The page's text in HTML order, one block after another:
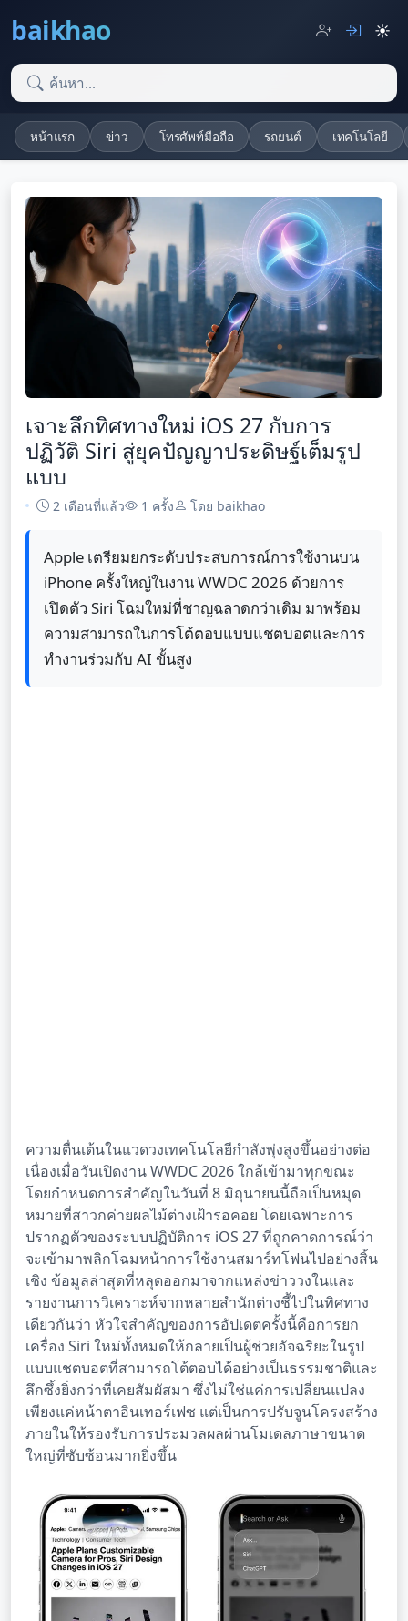
baikhao ☀️
หน้าแรก ข่าว โทรศัพท์มือถือ รถยนต์ เทคโนโลยี
เจาะลึกทิศทางใหม่ iOS 27 กับการ
ปฏิวัติ Siri สู่ยุคปัญญาประดิษฐ์เต็มรูป
แบบ
2 เดือนที่แล้ว 1 ครั้ง โดย baikhao
Apple เตรียมยกระดับประสบการณ์การใช้งานบน
iPhone ครั้งใหญ่ในงาน WWDC 2026 ด้วยการ
เปิดตัว Siri โฉมใหม่ที่ชาญฉลาดกว่าเดิม มาพร้อม
ความสามารถในการโต้ตอบแบบแชตบอตและการ
ทำงานร่วมกับ AI ขั้นสูง
ความตื่นเต้นในแวดวงเทคโนโลยีกำลังพุ่งสูงขึ้นอย่างต่อ
เนื่องเมื่อวันเปิดงาน WWDC 2026 ใกล้เข้ามาทุกขณะ
โดยกำหนดการสำคัญในวันที่ 8 มิถุนายนนี้ถือเป็นหมุด
หมายที่สาวกค่ายผลไม้ต่างเฝ้ารอคอย โดยเฉพาะการ
ปรากฏตัวของระบบปฏิบัติการ iOS 27 ที่ถูกคาดการณ์ว่า
จะเข้ามาพลิกโฉมหน้าการใช้งานสมาร์ทโฟนไปอย่างสิ้น
เชิง ข้อมูลล่าสุดที่หลุดออกมาจากแหล่งข่าววงในและ
รายงานการวิเคราะห์จากหลายสำนักต่างชี้ไปในทิศทาง
เดียวกันว่า หัวใจสำคัญของการอัปเดตครั้งนี้คือการยก
เครื่อง Siri ใหม่ทั้งหมดให้กลายเป็นผู้ช่วยอัจฉริยะในรูป
แบบแชตบอตที่สามารถโต้ตอบได้อย่างเป็นธรรมชาติและ
ลึกซึ้งยิ่งกว่าที่เคยสัมผัสมา ซึ่งไม่ใช่แค่การเปลี่ยนแปลง
เพียงแค่หน้าตาอินเทอร์เฟซ แต่เป็นการปรับจูนโครงสร้าง
ภายในให้รองรับการประมวลผลผ่านโมเดลภาษาขนาด
ใหญ่ที่ซับซ้อนมากยิ่งขึ้น